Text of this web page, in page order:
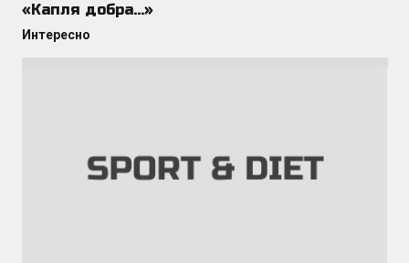
«Капля добра…»
Интересно